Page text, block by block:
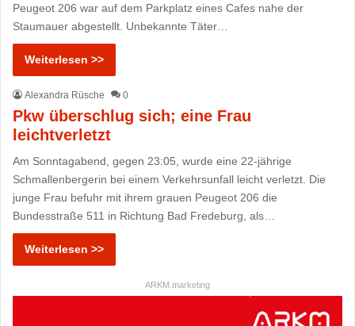
Peugeot 206 war auf dem Parkplatz eines Cafes nahe der
Staumauer abgestellt. Unbekannte Täter…
Weiterlesen >>
Alexandra Rüsche 0
Pkw überschlug sich; eine Frau
leichtverletzt
Am Sonntagabend, gegen 23:05, wurde eine 22-jährige
Schmallenbergerin bei einem Verkehrsunfall leicht verletzt. Die
junge Frau befuhr mit ihrem grauen Peugeot 206 die
Bundesstraße 511 in Richtung Bad Fredeburg, als…
Weiterlesen >>
ARKM.marketing